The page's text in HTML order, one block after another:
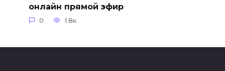
онлайн прямой эфир
0 1.8к.